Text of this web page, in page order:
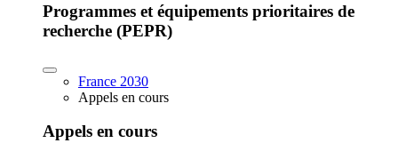
Programmes et équipements prioritaires de
recherche (PEPR)
France 2030
Appels en cours
Appels en cours